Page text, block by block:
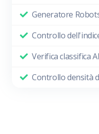
Generatore
Controllo
Verifica classifica
Controllo densità